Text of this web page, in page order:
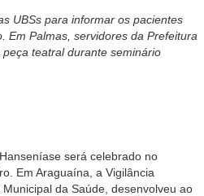
UBSs para informar os pacientes
Em Palmas, servidores da Prefeitura
teatral durante seminário
será celebrado no
Em Araguaína, a Vigilância
da Saúde, desenvolveu ao